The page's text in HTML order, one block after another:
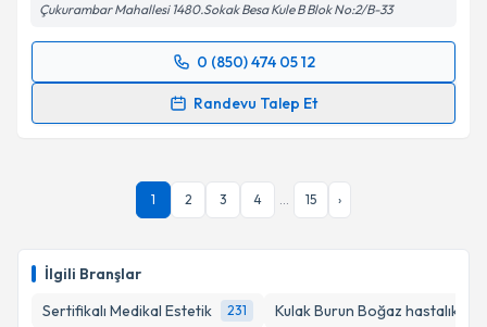
İlgili Branşlar
Sertifikalı Medikal Estetik
231 Kulak Burun Boğaz hastalıkları
Çukurambar Mahallesi 1480.Sokak Besa Kule B Blok No:2/B-33
0 (850) 474 05 12
Randevu Talep Et
Randevu Takvimi Talebi
takvim hazırlandığında e-posta ile bilgilendireceğiz.
1 2 3 4 ... 15 ›